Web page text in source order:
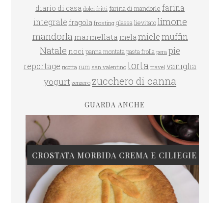
diario di casa dolci fritti farina di mandorle farina
integrale fragola frosting glassa lievitato limone
mandorla marmellata melamielemuffin
Natale noci panna montata pasta frolla pera pie
reportage ricotta rum san valentino torta travel vaniglia
yogurt zenzero zucchero di canna
GUARDA ANCHE
CROSTATA MORBIDA CREMA E CILIEGIE